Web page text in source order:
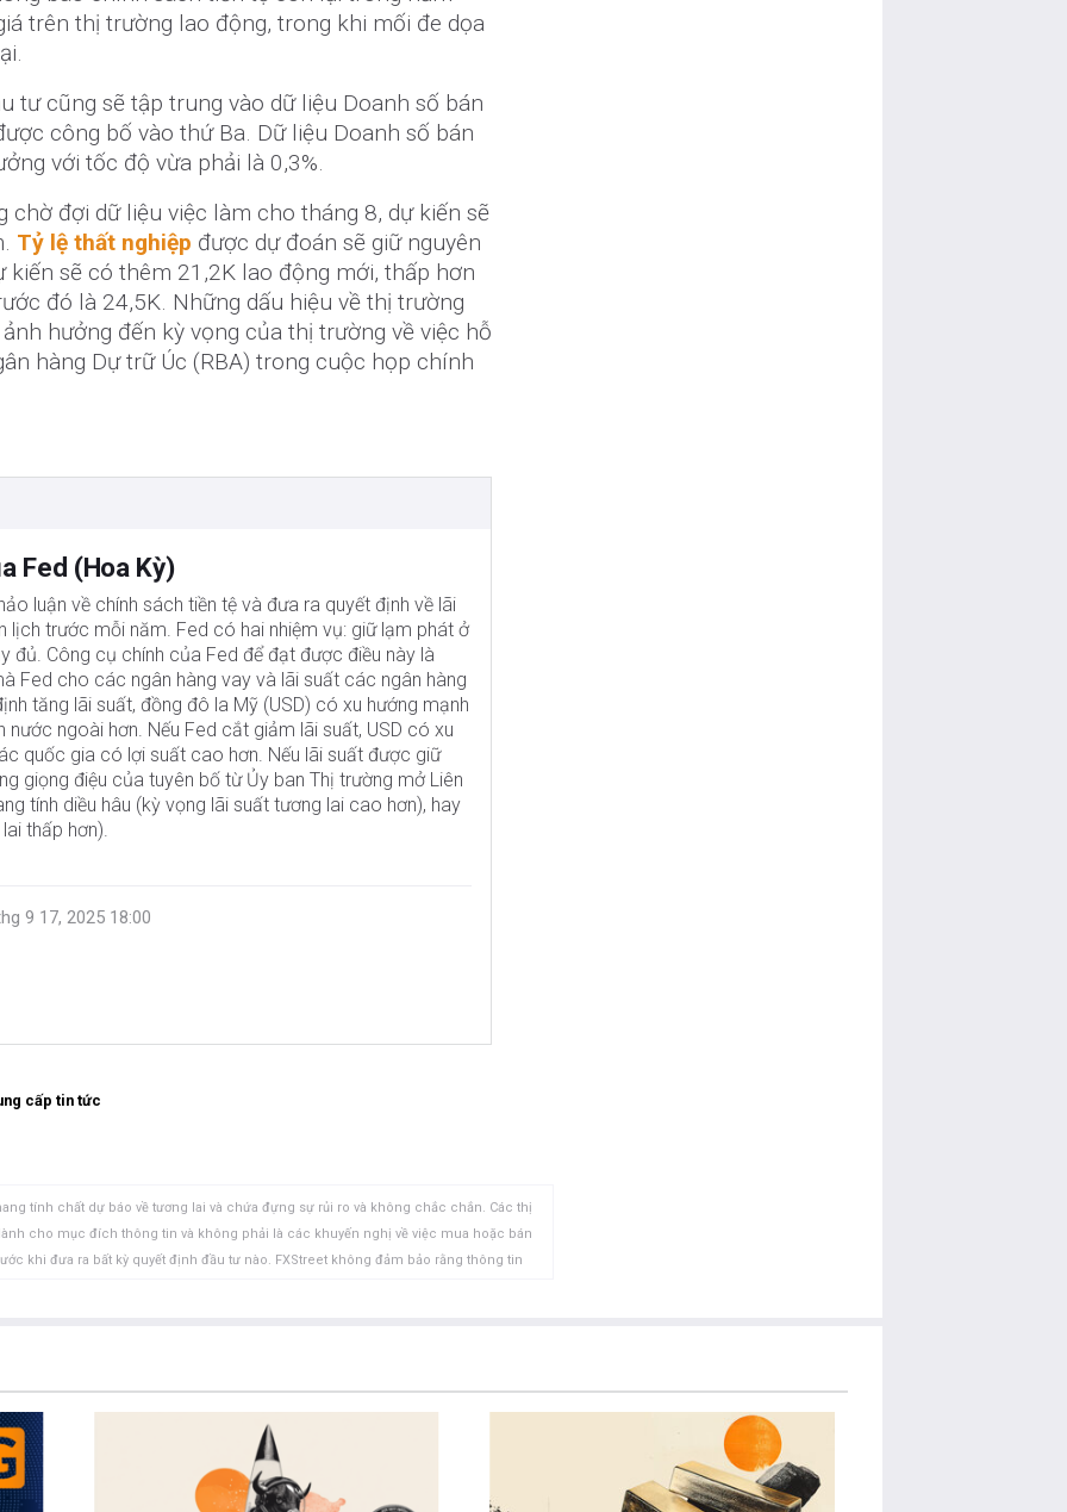
trên thị trường lao động, trong khi mối đe dọa
tư cũng sẽ tập trung vào dữ liệu Doanh số bán
công bố vào thứ Ba. Dữ liệu Doanh số bán
với tốc độ vừa phải là 0,3%.
chờ đợi dữ liệu việc làm cho tháng 8, dự kiến sẽ
Tỷ lệ thất nghiệp được dự đoán sẽ giữ nguyên
kiến sẽ có thêm 21,2K lao động mới, thấp hơn
đó là 24,5K. Những dấu hiệu về thị trường
hưởng đến kỳ vọng của thị trường về việc hỗ
hàng Dự trữ Úc (RBA) trong cuộc họp chính
Fed (Hoa Kỳ)
luận về chính sách tiền tệ và đưa ra quyết định về lãi
lịch trước mỗi năm. Fed có hai nhiệm vụ: giữ lạm phát ở
đủ. Công cụ chính của Fed để đạt được điều này là
Fed cho các ngân hàng vay và lãi suất các ngân hàng
tăng lãi suất, đồng đô la Mỹ (USD) có xu hướng mạnh
nước ngoài hơn. Nếu Fed cắt giảm lãi suất, USD có xu
quốc gia có lợi suất cao hơn. Nếu lãi suất được giữ
giọng điệu của tuyên bố từ Ủy ban Thị trường mở Liên
tính diều hâu (kỳ vọng lãi suất tương lai cao hơn), hay
thấp hơn).
9 17, 2025 18:00
cấp tin tức
tính chất dự báo về tương lai và chứa đựng sự rủi ro và không chắc chắn. Các thị
cho mục đích thông tin và không phải là các khuyến nghị về việc mua hoặc bán
khi đưa ra bất kỳ quyết định đầu tư nào. FXStreet không đảm bảo rằng thông tin
các tác giả và không nhất thiết phản ánh chính sách hoặc quan điểm chính thức
Tác giả sẽ không chịu trách nhiệm về thông tin được tìm thấy ở cuối các liên kết
tại thời điểm viết bài, tác giả không nắm giữ vị thế nào đối với bất kỳ cổ phiếu
hệ kinh doanh với bất kỳ công ty nào được đề cập. Tác giả không nhận được tiền